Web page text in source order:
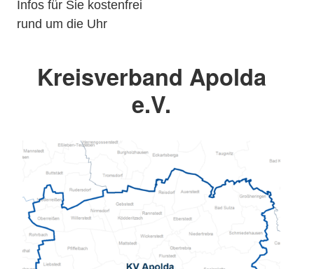
Infos für Sie kostenfrei
rund um die Uhr
Kreisverband Apolda
e.V.